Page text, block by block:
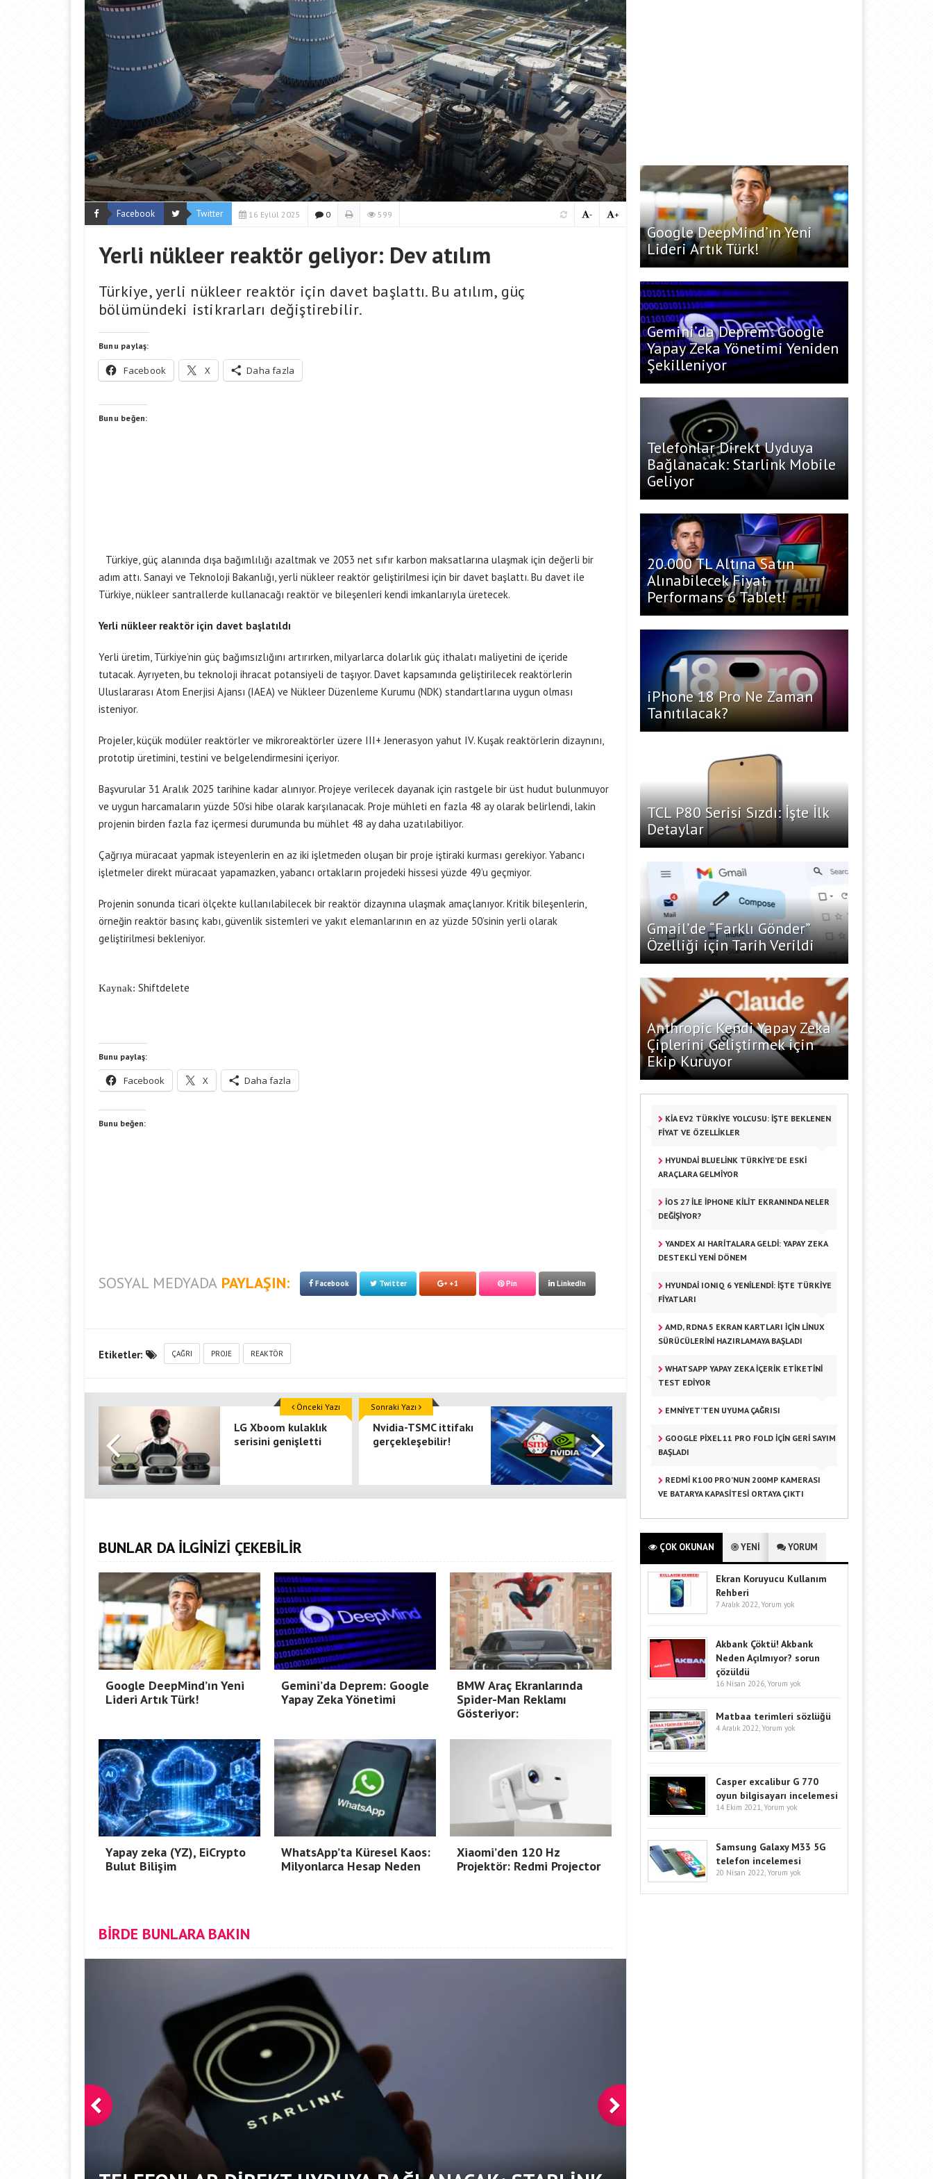
Facebook Twitter 16 Eylül 2025 0 599 +
-
Yerli nükleer reaktör geliyor: Dev atılım
Türkiye, yerli nükleer reaktör için davet başlattı. Bu atılım, güç
bölümündeki istikrarları değiştirebilir.
Bunu paylaş:
Facebook X Daha fazla
Bunu beğen:
Türkiye, güç alanında dışa bağımlılığı azaltmak ve 2053 net sıfır karbon maksatlarına ulaşmak için değerli bir
adım attı. Sanayi ve Teknoloji Bakanlığı, yerli nükleer reaktör geliştirilmesi için bir davet başlattı. Bu davet ile
Türkiye, nükleer santrallerde kullanacağı reaktör ve bileşenleri kendi imkanlarıyla üretecek.
Yerli nükleer reaktör için davet başlatıldı
Yerli üretim, Türkiye’nin güç bağımsızlığını artırırken, milyarlarca dolarlık güç ithalatı maliyetini de içeride
tutacak. Ayrıyeten, bu teknoloji ihracat potansiyeli de taşıyor. Davet kapsamında geliştirilecek reaktörlerin
Uluslararası Atom Enerjisi Ajansı (IAEA) ve Nükleer Düzenleme Kurumu (NDK) standartlarına uygun olması
isteniyor.
Projeler, küçük modüler reaktörler ve mikroreaktörler üzere III+ Jenerasyon yahut IV. Kuşak reaktörlerin dizaynını,
prototip üretimini, testini ve belgelendirmesini içeriyor.
Başvurular 31 Aralık 2025 tarihine kadar alınıyor. Projeye verilecek dayanak için rastgele bir üst hudut bulunmuyor
ve uygun harcamaların yüzde 50’si hibe olarak karşılanacak. Proje mühleti en fazla 48 ay olarak belirlendi, lakin
projenin birden fazla faz içermesi durumunda bu mühlet 48 ay daha uzatılabiliyor.
Çağrıya müracaat yapmak isteyenlerin en az iki işletmeden oluşan bir proje iştiraki kurması gerekiyor. Yabancı
işletmeler direkt müracaat yapamazken, yabancı ortakların projedeki hissesi yüzde 49’u geçmiyor.
Projenin sonunda ticari ölçekte kullanılabilecek bir reaktör dizaynına ulaşmak amaçlanıyor. Kritik bileşenlerin,
örneğin reaktör basınç kabı, güvenlik sistemleri ve yakıt elemanlarının en az yüzde 50’sinin yerli olarak
geliştirilmesi bekleniyor.
Kaynak: Shiftdelete
Bunu paylaş:
Facebook X Daha fazla
Bunu beğen:
SOSYAL MEDYADA PAYLAŞIN: Facebook Twitter +1 Pin LinkedIn
Etiketler: ÇAĞRI PROJE REAKTÖR
LG Xboom kulaklık
serisini genişletti
Önceki Yazı
Nvidia-TSMC ittifakı
gerçekleşebilir!
Sonraki Yazı
BUNLAR DA İLGİNİZİ ÇEKEBİLİR
Google DeepMind’ın Yeni
Lideri Artık Türk!
Gemini’da Deprem: Google
Yapay Zeka Yönetimi
BMW Araç Ekranlarında
Spider-Man Reklamı
Gösteriyor:
Yapay zeka (YZ), EiCrypto
Bulut Bilişim
WhatsApp’ta Küresel Kaos:
Milyonlarca Hesap Neden
Xiaomi’den 120 Hz
Projektör: Redmi Projector
BİRDE BUNLARA BAKIN
Google DeepMind’ın Yeni
Lideri Artık Türk!
Gemini’da Deprem: Google
Yapay Zeka Yönetimi Yeniden
Şekilleniyor
Telefonlar Direkt Uyduya
Bağlanacak: Starlink Mobile
Geliyor
20.000 TL Altına Satın
Alınabilecek Fiyat
Performans 6 Tablet!
iPhone 18 Pro Ne Zaman
Tanıtılacak?
TCL P80 Serisi Sızdı: İşte İlk
Detaylar
Gmail’de “Farklı Gönder”
Özelliği için Tarih Verildi
Anthropic Kendi Yapay Zeka
Çiplerini Geliştirmek için
Ekip Kuruyor
KIA EV2 TÜRKIYE YOLCUSU: İŞTE BEKLENEN
FIYAT VE ÖZELLIKLER
HYUNDAI BLUELINK TÜRKIYE’DE ESKI
ARAÇLARA GELMIYOR
IOS 27 ILE IPHONE KILIT EKRANINDA NELER
DEĞIŞIYOR?
YANDEX AI HARITALARA GELDI: YAPAY ZEKA
DESTEKLI YENI DÖNEM
HYUNDAI IONIQ 6 YENILENDI: İŞTE TÜRKIYE
FIYATLARI
AMD, RDNA 5 EKRAN KARTLARI İÇIN LINUX
SÜRÜCÜLERINI HAZIRLAMAYA BAŞLADI
WHATSAPP YAPAY ZEKA İÇERIK ETIKETINI
TEST EDIYOR
EMNIYET’TEN UYUMA ÇAĞRISI
GOOGLE PIXEL 11 PRO FOLD IÇIN GERI SAYIM
BAŞLADI
REDMI K100 PRO’NUN 200MP KAMERASI
VE BATARYA KAPASITESI ORTAYA ÇIKTI
ÇOK OKUNAN YENİ YORUM
Ekran Koruyucu Kullanım
Rehberi
7 Aralık 2022, Yorum yok
Akbank Çöktü! Akbank
Neden Açılmıyor? sorun
çözüldü
16 Nisan 2026, Yorum yok
Matbaa terimleri sözlüğü
4 Aralık 2022, Yorum yok
Casper excalibur G 770
oyun bilgisayarı incelemesi
14 Ekim 2021, Yorum yok
Samsung Galaxy M33 5G
telefon incelemesi
20 Nisan 2022, Yorum yok